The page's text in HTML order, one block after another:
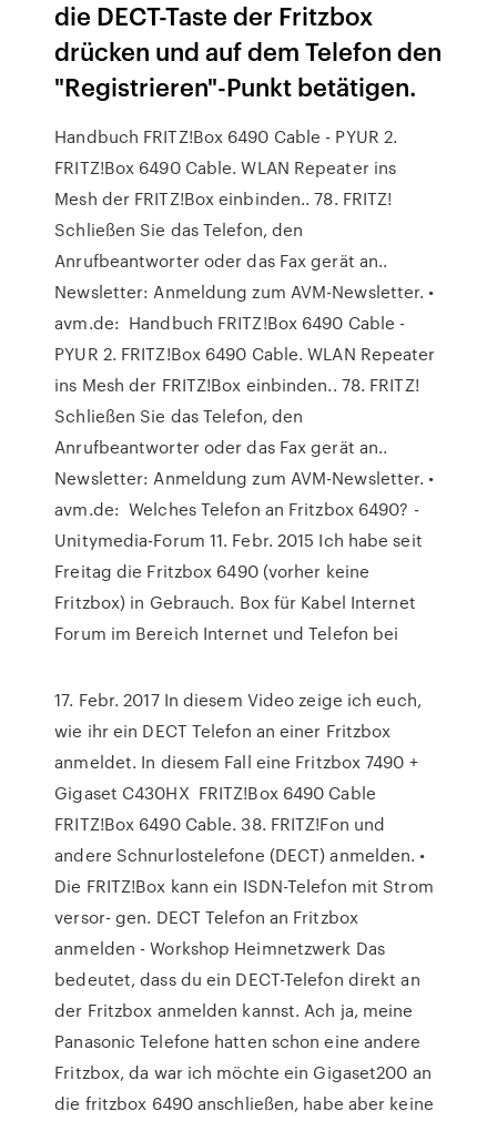
die DECT-Taste der Fritzbox
drücken und auf dem Telefon den
"Registrieren"-Punkt betätigen.
Handbuch FRITZ!Box 6490 Cable - PYUR 2.
FRITZ!Box 6490 Cable. WLAN Repeater ins
Mesh der FRITZ!Box einbinden.. 78. FRITZ!
Schließen Sie das Telefon, den
Anrufbeantworter oder das Fax gerät an..
Newsletter: Anmeldung zum AVM-Newsletter. •
avm.de: Handbuch FRITZ!Box 6490 Cable -
PYUR 2. FRITZ!Box 6490 Cable. WLAN Repeater
ins Mesh der FRITZ!Box einbinden.. 78. FRITZ!
Schließen Sie das Telefon, den
Anrufbeantworter oder das Fax gerät an..
Newsletter: Anmeldung zum AVM-Newsletter. •
avm.de: Welches Telefon an Fritzbox 6490? -
Unitymedia-Forum 11. Febr. 2015 Ich habe seit
Freitag die Fritzbox 6490 (vorher keine
Fritzbox) in Gebrauch. Box für Kabel Internet
Forum im Bereich Internet und Telefon bei
17. Febr. 2017 In diesem Video zeige ich euch,
wie ihr ein DECT Telefon an einer Fritzbox
anmeldet. In diesem Fall eine Fritzbox 7490 +
Gigaset C430HX FRITZ!Box 6490 Cable
FRITZ!Box 6490 Cable. 38. FRITZ!Fon und
andere Schnurlostelefone (DECT) anmelden. •
Die FRITZ!Box kann ein ISDN-Telefon mit Strom
versor- gen. DECT Telefon an Fritzbox
anmelden - Workshop Heimnetzwerk Das
bedeutet, dass du ein DECT-Telefon direkt an
der Fritzbox anmelden kannst. Ach ja, meine
Panasonic Telefone hatten schon eine andere
Fritzbox, da war ich möchte ein Gigaset200 an
die fritzbox 6490 anschließen, habe aber keine